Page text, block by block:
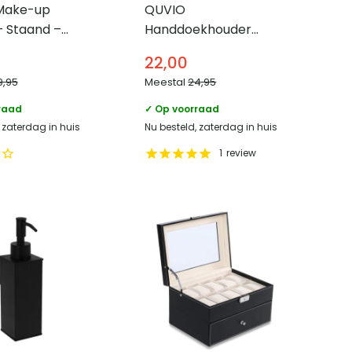
up
Staand –
zaterdag in huis
QUVIO
Handdoekhouder
ronding – 45 cm –
Zwart
22,00
Meestal24,95
✓ Op voorraad
Nu besteld, zaterdag in huis
1 review